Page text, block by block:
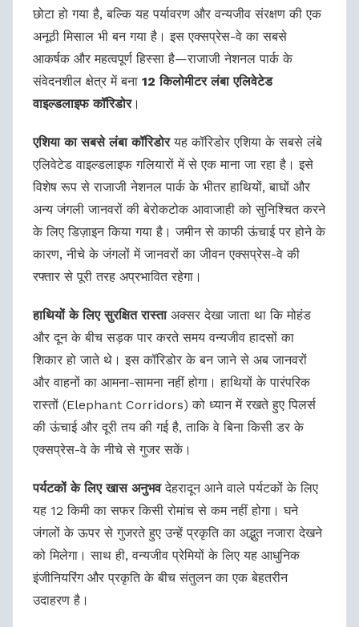
छोटा हो गया है, बल्कि यह पर्यावरण और वन्यजीव संरक्षण की एक
अनूठी मिसाल भी बन गया है। इस एक्सप्रेस-वे का सबसे
आकर्षक और महत्वपूर्ण हिस्सा है—राजाजी नेशनल पार्क के
संवेदनशील क्षेत्र में बना 12 किलोमीटर लंबा एलिवेटेड
वाइल्डलाइफ कॉरिडोर।
एशिया का सबसे लंबा कॉरिडोरयह कॉरिडोर एशिया के सबसे लंबे
एलिवेटेड वाइल्डलाइफ गलियारों में से एक माना जा रहा है। इसे
विशेष रूप से राजाजी नेशनल पार्क के भीतर हाथियों, बाघों और
अन्य जंगली जानवरों की बेरोकटोक आवाजाही को सुनिश्चित करने
के लिए डिज़ाइन किया गया है। जमीन से काफी ऊंचाई पर होने के
कारण, नीचे के जंगलों में जानवरों का जीवन एक्सप्रेस-वे की
रफ्तार से पूरी तरह अप्रभावित रहेगा।
हाथियों के लिए सुरक्षित रास्ताअक्सर देखा जाता था कि मोहंड
और दून के बीच सड़क पार करते समय वन्यजीव हादसों का
शिकार हो जाते थे। इस कॉरिडोर के बन जाने से अब जानवरों
और वाहनों का आमना-सामना नहीं होगा। हाथियों के पारंपरिक
रास्तों (Elephant Corridors) को ध्यान में रखते हुए पिलर्स
की ऊंचाई और दूरी तय की गई है, ताकि वे बिना किसी डर के
एक्सप्रेस-वे के नीचे से गुजर सकें।
पर्यटकों के लिए खास अनुभवदेहरादून आने वाले पर्यटकों के लिए
यह 12 किमी का सफर किसी रोमांच से कम नहीं होगा। घने
जंगलों के ऊपर से गुजरते हुए उन्हें प्रकृति का अद्भुत नजारा देखने
को मिलेगा। साथ ही, वन्यजीव प्रेमियों के लिए यह आधुनिक
इंजीनियरिंग और प्रकृति के बीच संतुलन का एक बेहतरीन
उदाहरण है।